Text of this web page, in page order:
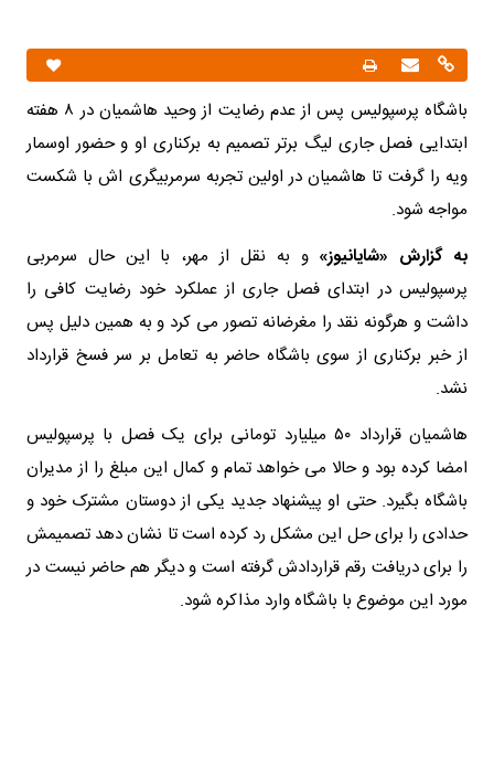
باشگاه پرسپولیس پس از عدم رضایت از وحید هاشمیان در ۸ هفته
ابتدایی فصل جاری لیگ برتر تصمیم به برکناری او و حضور اوسمار
ویه را گرفت تا هاشمیان در اولین تجربه سرمربیگری اش با شکست
مواجه شود.
به گزارش «شایانیوز»و به نقل از مهر، با این حال سرمربی
پرسپولیس در ابتدای فصل جاری از عملکرد خود رضایت کافی را
داشت و هرگونه نقد را مغرضانه تصور می کرد و به همین دلیل پس
از خبر برکناری از سوی باشگاه حاضر به تعامل بر سر فسخ قرارداد
نشد.
هاشمیان قرارداد ۵۰ میلیارد تومانی برای یک فصل با پرسپولیس
امضا کرده بود و حالا می خواهد تمام و کمال این مبلغ را از مدیران
باشگاه بگیرد. حتی او پیشنهاد جدید یکی از دوستان مشترک خود و
حدادی را برای حل این مشکل رد کرده است تا نشان دهد تصمیمش
را برای دریافت رقم قراردادش گرفته است و دیگر هم حاضر نیست در
مورد این موضوع با باشگاه وارد مذاکره شود.